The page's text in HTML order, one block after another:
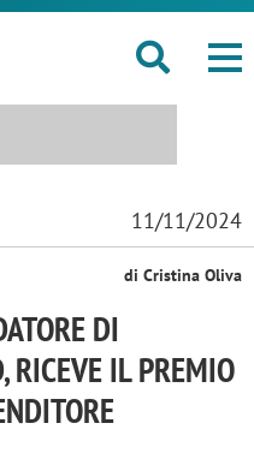
11/11/2024
di Cristina Oliva
DI
RICEVE IL PREMIO